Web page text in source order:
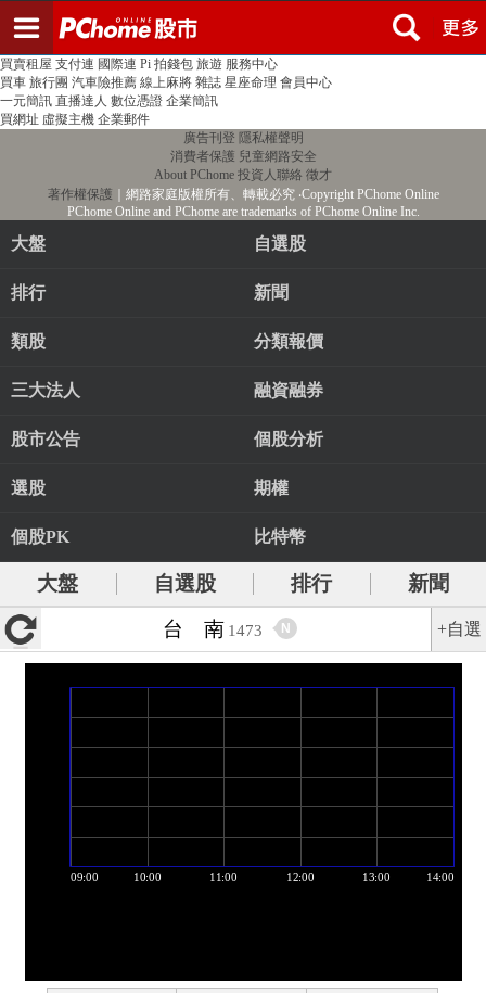
PChome首頁 線上購物 24h購物 書店
買賣租屋 支付連 國際連 Pi 拍錢包 旅遊 服務中心
買車 旅行團 汽車險推薦 線上麻將 雜誌 星座命理 會員中心
一元簡訊 直播達人 數位憑證 企業簡訊
買網址 虛擬主機 企業郵件
廣告刊登 隱私權聲明
消費者保護 兒童網路安全
About PChome 投資人聯絡 徵才
著作權保護 ｜網路家庭版權所有、轉載必究‧Copyright PChome Online
PChome Online and PChome are trademarks of PChome Online Inc.
大盤 自選股
排行 新聞
類股 分類報價
三大法人 融資融券
股市公告 個股分析
選股 期權
個股PK 比特幣
大盤 自選股 排行
新聞
台 南 1473 N +自選